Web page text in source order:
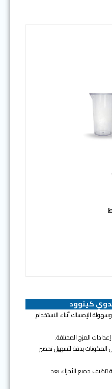
كينوود
الإمساك أثناء الاستخدام
المزج المختلفة.
بدقة لتسهيل تحضير
تنظيف جميع الأجزاء بعد